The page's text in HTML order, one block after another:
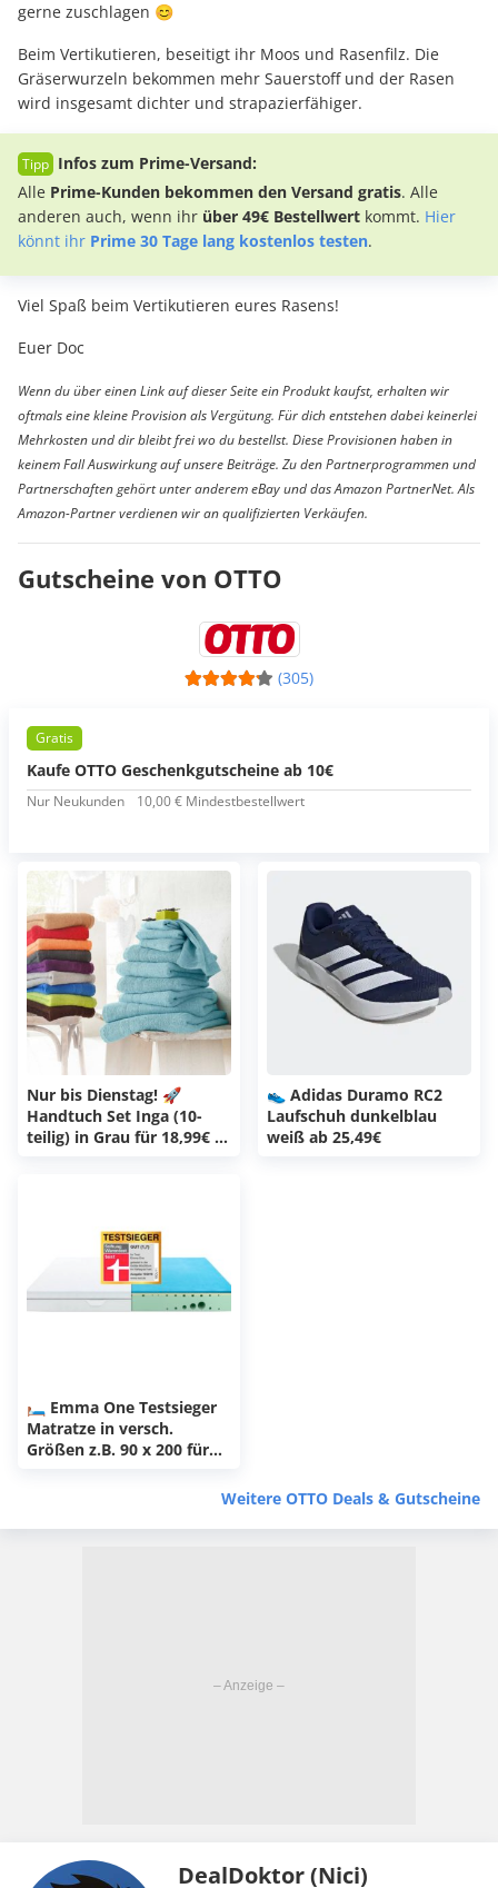
gerne zuschlagen 😊
Beim Vertikutieren, beseitigt ihr Moos und Rasenfilz. Die
Gräserwurzeln bekommen mehr Sauerstoff und der Rasen
wird insgesamt dichter und strapazierfähiger.
Infos zum Prime-Versand:
Alle Prime-Kunden bekommen den Versand gratis. Alle
anderen auch, wenn ihr über 49€ Bestellwert kommt. Hier
könnt ihr Prime 30 Tage lang kostenlos testen.
Viel Spaß beim Vertikutieren eures Rasens!
Euer Doc
Wenn du über einen Link auf dieser Seite ein Produkt kaufst, erhalten wir
oftmals eine kleine Provision als Vergütung. Für dich entstehen dabei keinerlei
Mehrkosten und dir bleibt frei wo du bestellst. Diese Provisionen haben in
keinem Fall Auswirkung auf unsere Beiträge. Zu den Partnerprogrammen und
Partnerschaften gehört unter anderem eBay und das Amazon PartnerNet. Als
Amazon-Partner verdienen wir an qualifizierten Verkäufen.
Gutscheine von OTTO
(305)
Gratis
Kaufe OTTO Geschenkgutscheine ab 10€
Nur Neukunden 10,00 € Mindestbestellwert
Nur bis Dienstag! 🚀
Handtuch Set Inga (10-
teilig) in Grau für 18,99€ -
👟 Adidas Duramo RC2
Laufschuh dunkelblau
weiß ab 25,49€
🛏 Emma One Testsieger
Matratze in versch.
Größen z.B. 90 x 200 für
Weitere OTTO Deals & Gutscheine
DealDoktor (Nici)